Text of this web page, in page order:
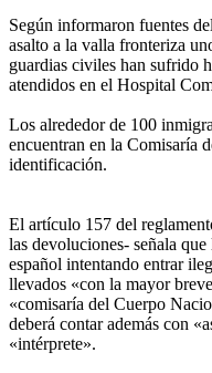
Según informaron fuentes
asalto a la valla fronteriza
guardias civiles han sufrido
atendidos en el Hospital
Los alrededor de 100
encuentran en la Comisaría
identificación.
El artículo 157 del
las devoluciones- señala
español intentando entrar
llevados «con la mayor
«comisaría del Cuerpo
deberá contar además con
«intérprete».